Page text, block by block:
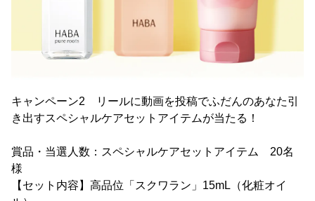
キャンペーン2 リールに動画を投稿でふだんのあなた引
き出すスペシャルケアセットアイテムが当たる！
賞品・当選人数：スペシャルケアセットアイテム 20名
様
【セット内容】高品位「スクワラン」15mL（化粧オイ